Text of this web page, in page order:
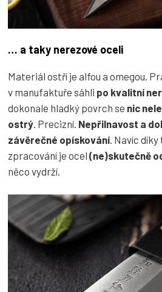
… a taky nerezové oceli
Materiál ostří je alfou a omegou.
v manufaktuře sáhli po kvalitní
dokonale hladký povrch se nic
ostrý . Precizní. Nepřilnavost a
závěrečné opískování . Navíc
zpracování je ocel (ne)skutečně
něco vydrží.